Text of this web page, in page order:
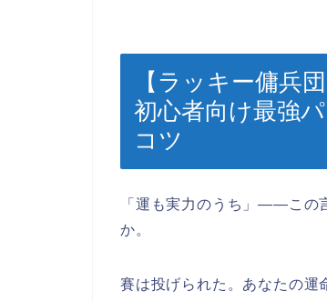
【ラッキー傭兵
初心者向け最強
コツ
「運も実力のうち」――この
か。
賽は投げられた。あなたの運